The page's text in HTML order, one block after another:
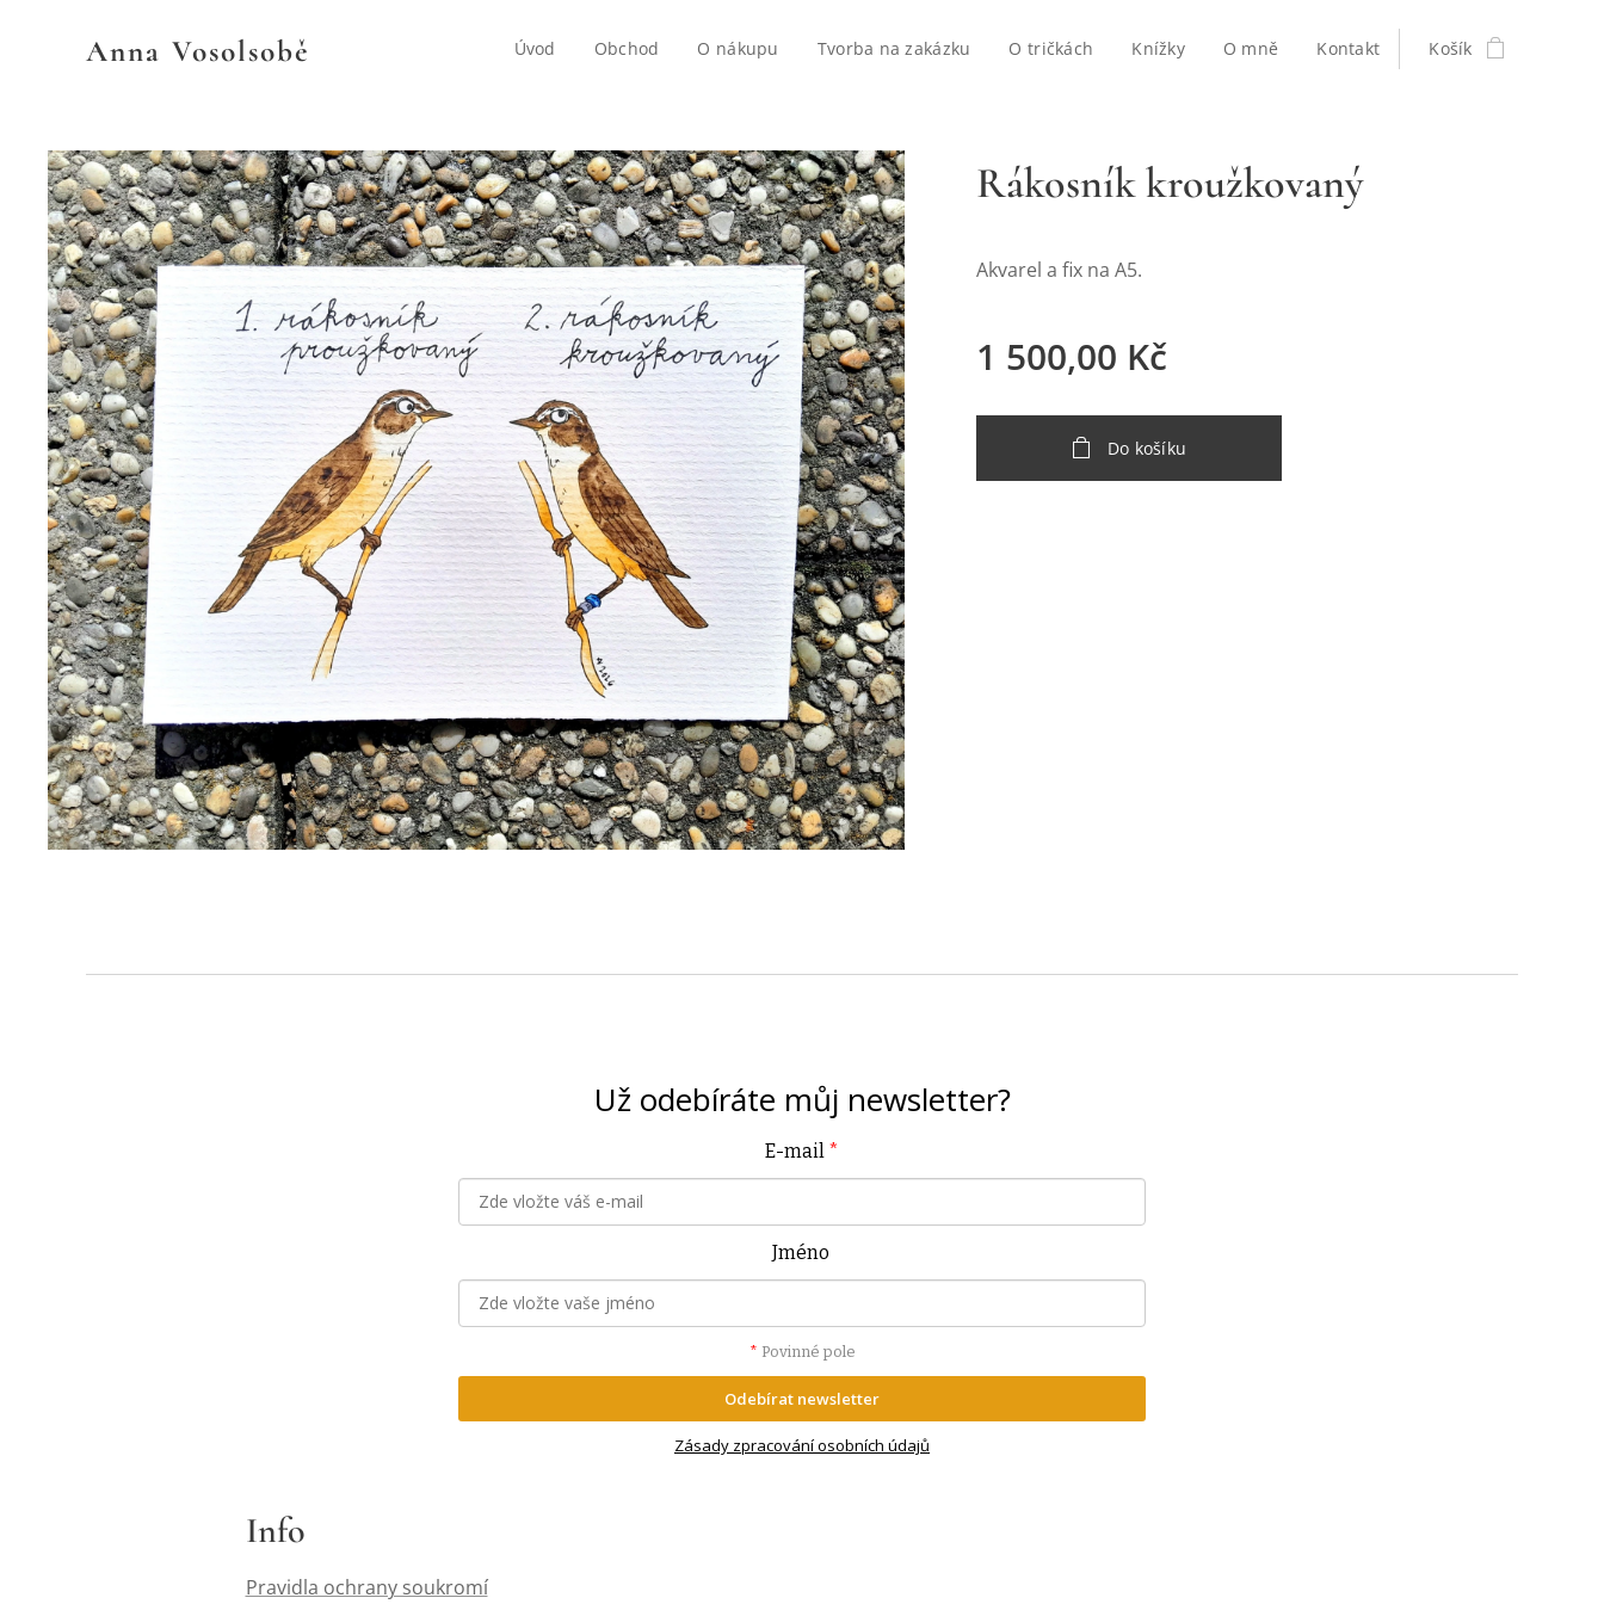
Anna Vosolsobě Úvod Obchod O nákupu Tvorba na zakázku O tričkách Knížky O mně Kontakt Košík
Rákosník kroužkovaný
Akvarel a fix na A5.
1 500,00 Kč
Do košíku
Už odebíráte můj newsletter?
E-mail *
Jméno
* Povinné pole
Odebírat newsletter
Zásady zpracování osobních údajů
Info
Pravidla ochrany soukromí